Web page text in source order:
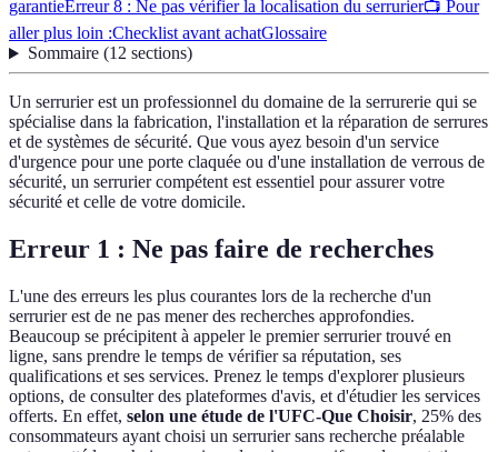
garantieErreur 8 : Ne pas vérifier la localisation du serrurier📺 Pour
aller plus loin :Checklist avant achatGlossaire
Sommaire(12 sections)
Un serrurier est un professionnel du domaine de la serrurerie qui se
spécialise dans la fabrication, l'installation et la réparation de serrures
et de systèmes de sécurité. Que vous ayez besoin d'un service
d'urgence pour une porte claquée ou d'une installation de verrous de
sécurité, un serrurier compétent est essentiel pour assurer votre
sécurité et celle de votre domicile.
Erreur 1 : Ne pas faire de recherches
L'une des erreurs les plus courantes lors de la recherche d'un
serrurier est de ne pas mener des recherches approfondies.
Beaucoup se précipitent à appeler le premier serrurier trouvé en
ligne, sans prendre le temps de vérifier sa réputation, ses
qualifications et ses services. Prenez le temps d'explorer plusieurs
options, de consulter des plateformes d'avis, et d'étudier les services
offerts. En effet, selon une étude de l'UFC-Que Choisir, 25% des
consommateurs ayant choisi un serrurier sans recherche préalable